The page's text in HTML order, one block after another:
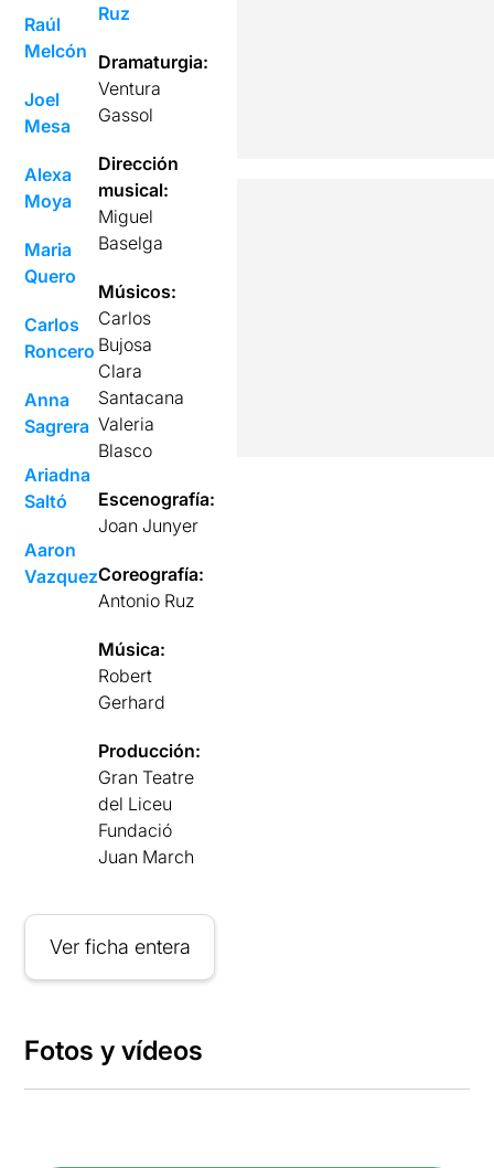
Raúl
Melcón
Joel
Mesa
Alexa
Moya
Maria
Quero
Carlos
Roncero
Anna
Sagrera
Ariadna
Saltó
Aaron
Vazquez
Ruz
Dramaturgia:
Ventura
Gassol
Dirección
musical:
Miguel
Baselga
Músicos:
Carlos
Bujosa
Clara
Santacana
Valeria
Blasco
Escenografía:
Joan Junyer
Coreografía:
Antonio Ruz
Música:
Robert
Gerhard
Producción:
Gran Teatre
del Liceu
Fundació
Juan March
Ver ficha entera
Fotos y vídeos